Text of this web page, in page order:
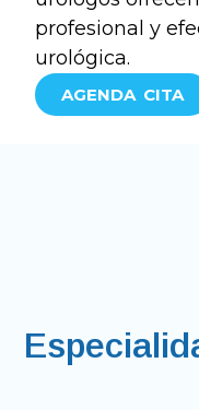
profesional y
urológica.
AGENDA CITA